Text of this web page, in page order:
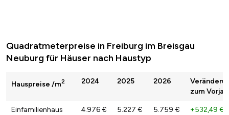
Quadratmeterpreise in Freiburg im Breisgau
Neuburg für Häuser nach Haustyp
Hauspreise /m2 2024 2025 2026
zum
Einfamilienhaus 4.976 € 5.227 € 5.759 € +532,49 €